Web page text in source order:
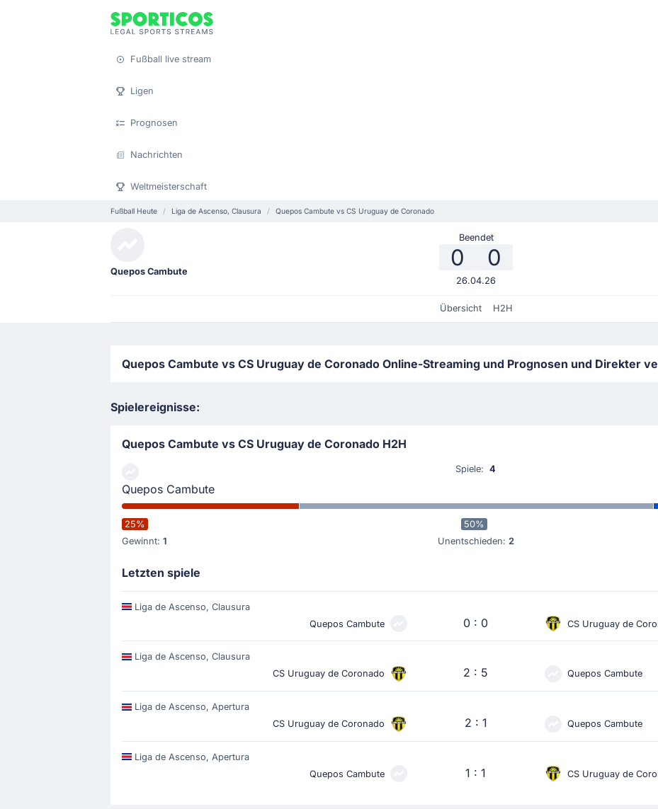
Fußball live stream
Ligen
Prognosen
Nachrichten
Weltmeisterschaft
Fußball Heute Liga de Ascenso, Clausura Quepos Cambute vs CS Uruguay de Coronado
Quepos Cambute
Beendet
0 0
26.04.26
Übersicht H2H
Quepos Cambute vs CS Uruguay de Coronado Online-Streaming und Prognosen und Direkter
Spielereignisse:
Quepos Cambute vs CS Uruguay de Coronado H2H
Quepos Cambute
Spiele:4
25%
Gewinnt: 1
50%
Unentschieden: 2
Letzten spiele
Liga de Ascenso, Clausura
Quepos Cambute
0 : 0 CS Uruguay de
Liga de Ascenso, Clausura
CS Uruguay de Coronado
2 : 5 Quepos Cambute
Liga de Ascenso, Apertura
CS Uruguay de Coronado
2 : 1 Quepos Cambute
Liga de Ascenso, Apertura
Quepos Cambute
1 : 1 CS Uruguay de